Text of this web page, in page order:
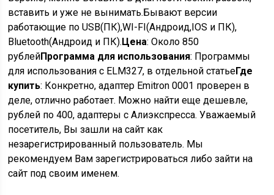
вставить и уже не вынимать.Бывают версии
работающие по USB(ПК),WI-FI(Андроид,IOS и ПК),
Bluetooth(Андроид и ПК).Цена: Около 850
рублейПрограмма для использования: Программы
для использования с ELM327, в отдельной статьеГде
купить: Конкретно, адаптер Emitron 0001 проверен в
деле, отлично работает. Можно найти еще дешевле,
рублей по 400, адаптеры с Алиэкспресса. Уважаемый
посетитель, Вы зашли на сайт как
незарегистрированный пользователь. Мы
рекомендуем Вам зарегистрироваться либо зайти на
сайт под своим именем.